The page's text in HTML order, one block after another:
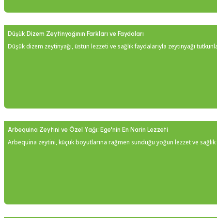
Düşük Dizem Zeytinyağının Farkları ve Faydaları
Düşük dizem zeytinyağı, üstün lezzeti ve sağlık faydalarıyla zeytinyağı
Arbequina Zeytini ve Özel Yağı: Ege'nin En Narin Lezzeti
Arbequina zeytini, küçük boyutlarına rağmen sunduğu yoğun lezzet ve